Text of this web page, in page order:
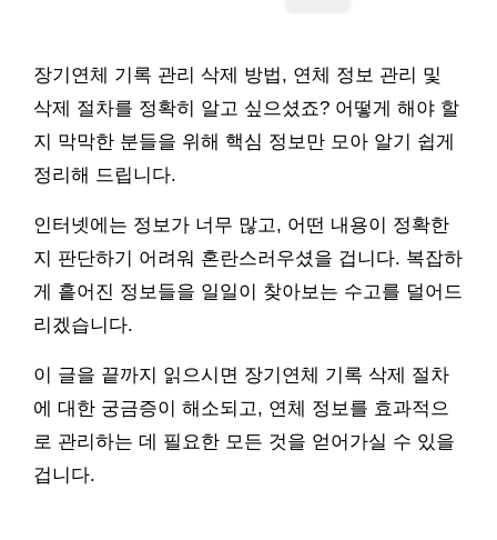
장기연체 기록 관리 삭제 방법, 연체 정보 관리 및
삭제 절차를 정확히 알고 싶으셨죠? 어떻게 해야 할
지 막막한 분들을 위해 핵심 정보만 모아 알기 쉽게
정리해 드립니다.
인터넷에는 정보가 너무 많고, 어떤 내용이 정확한
지 판단하기 어려워 혼란스러우셨을 겁니다. 복잡하
게 흩어진 정보들을 일일이 찾아보는 수고를 덜어드
리겠습니다.
이 글을 끝까지 읽으시면 장기연체 기록 삭제 절차
에 대한 궁금증이 해소되고, 연체 정보를 효과적으
로 관리하는 데 필요한 모든 것을 얻어가실 수 있을
겁니다.